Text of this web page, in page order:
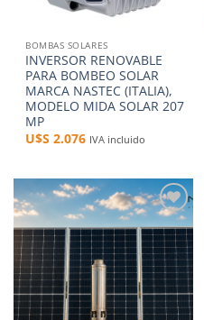
BOMBAS SOLARES
INVERSOR RENOVABLE
PARA BOMBEO SOLAR
MARCA NASTEC (ITALIA),
MODELO MIDA SOLAR 207
MP
U$S2.076 IVA incluido
Añadir
a la
lista de
deseos